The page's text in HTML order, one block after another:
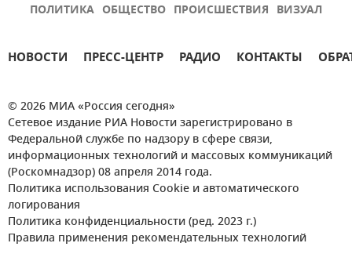
ПОЛИТИКА ОБЩЕСТВО ПРОИСШЕСТВИЯ ВИЗУАЛ
НОВОСТИ ПРЕСС-ЦЕНТР РАДИО КОНТАКТЫ
© 2026 МИА «Россия сегодня»
Сетевое издание РИА Новости зарегистрировано в
Федеральной службе по надзору в сфере связи,
информационных технологий и массовых коммуникаций
(Роскомнадзор) 08 апреля 2014 года.
Политика использования Cookie и автоматического
логирования
Политика конфиденциальности (ред. 2023 г.)
Правила применения рекомендательных технологий